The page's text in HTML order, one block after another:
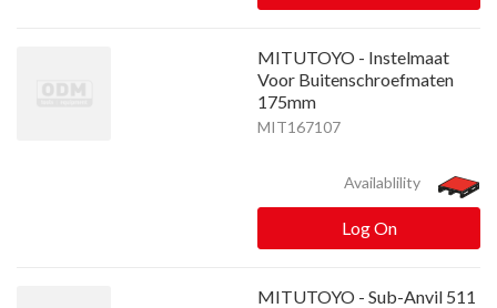
MITUTOYO - Instelmaat
Voor Buitenschroefmaten
175mm
MIT167107
Availablility
Log On
MITUTOYO - Sub-Anvil 511